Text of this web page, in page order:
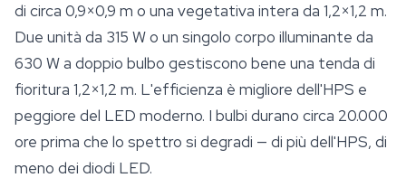
di circa 0,9×0,9 m o una vegetativa intera da 1,2×1,2 m.
Due unità da 315 W o un singolo corpo illuminante da
630 W a doppio bulbo gestiscono bene una tenda di
fioritura 1,2×1,2 m. L'efficienza è migliore dell'HPS e
peggiore del LED moderno. I bulbi durano circa 20.000
ore prima che lo spettro si degradi — di più dell'HPS, di
meno dei diodi LED.